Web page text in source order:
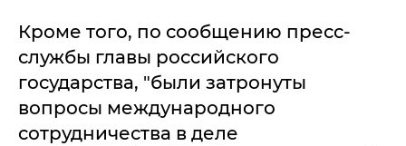
Кроме того, по сообщению пресс-
службы главы российского
государства, "были затронуты
вопросы международного
сотрудничества в деле